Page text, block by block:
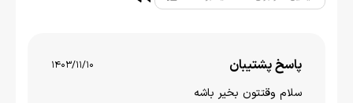
پاسخ پشتیبان 1403/11/10
سلام وقتتون بخير باشه